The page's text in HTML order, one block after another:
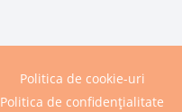
Politica de cookie-uri
Politica de confidențialitate